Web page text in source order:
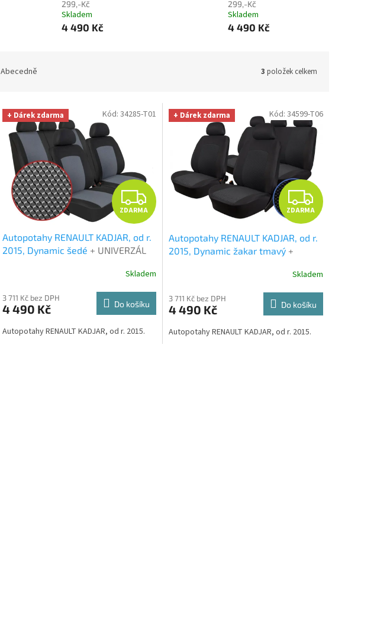
299,-Kč
Skladem
4 490 Kč
299,-Kč
Skladem
4 490 Kč
Abecedně 3 položek celkem
+ Dárek zdarma
Z
D
A
R
M
A
ZDARMA
Autopotahy RENAULT KADJAR, od r.
2015, Dynamic šedé + UNIVERZÁL
Microfiber zdarma v hodnotě 299,-
Skladem
3 711 Kč bez DPH
4 490 Kč Do košíku
Autopotahy RENAULT KADJAR, od r. 2015.
Kód: 34285-T01 + Dárek zdarma
Z
D
A
R
M
A
ZDARMA
Autopotahy RENAULT KADJAR, od r.
2015, Dynamic žakar tmavý +
velká Smart Microfiber zdarma v
Skladem
3 711 Kč bez DPH
4 490 Kč Do košíku
Autopotahy RENAULT KADJAR, od r. 2015.
Kód: 34599-T06